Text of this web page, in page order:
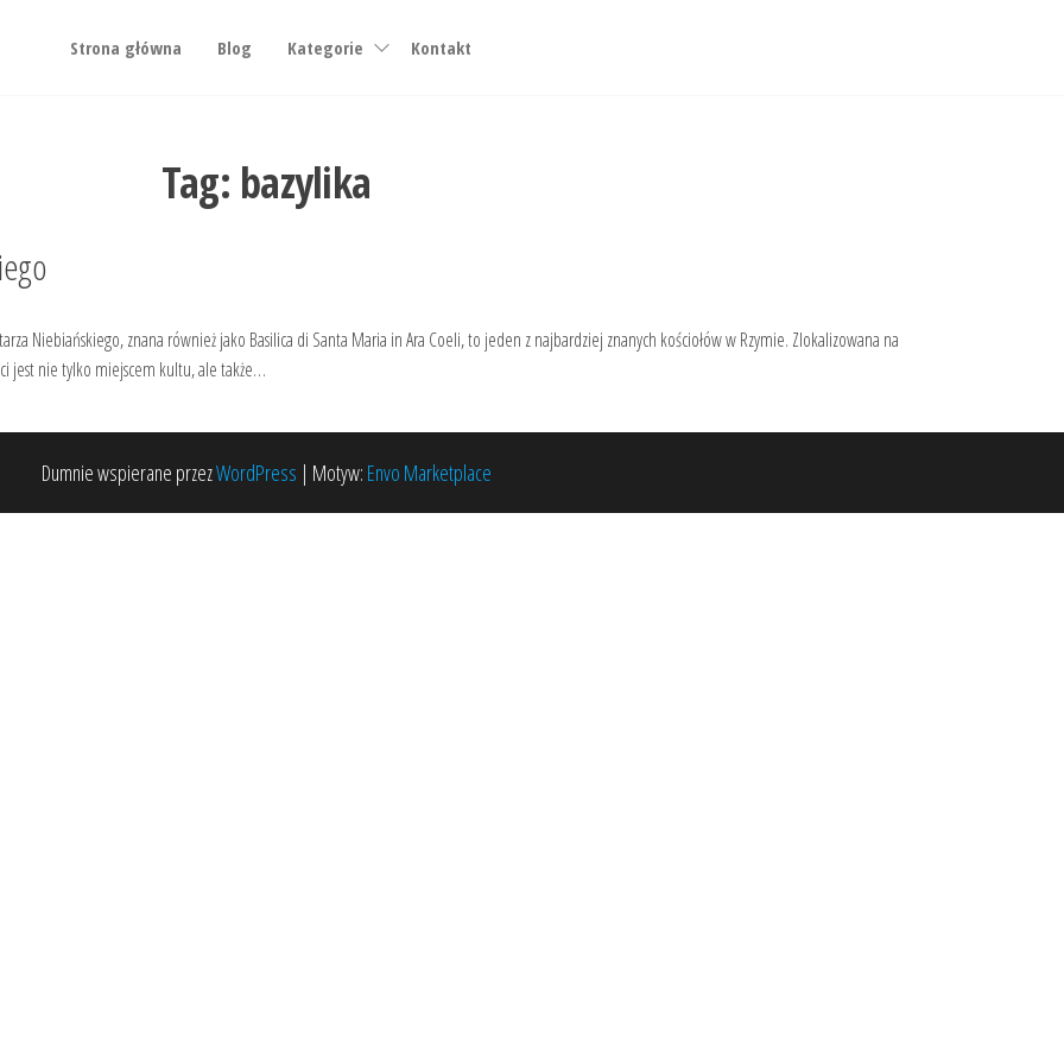
Strona główna Blog Kategorie Kontakt
Tag: bazylika
Niebiańskiego, znana również jako Basilica di Santa Maria in Ara Coeli, to jeden z najbardziej znanych kościołów w Rzymie. Zlokalizowana na
jest nie tylko miejscem kultu, ale także…
Dumnie wspierane przezWordPress | Motyw: Envo Marketplace